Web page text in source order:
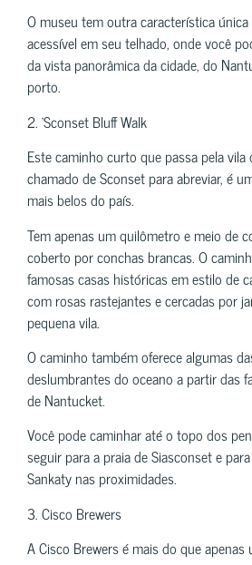
O museu tem outra característica
acessível em seu telhado, onde você
da vista panorâmica da cidade, do
porto.
2. ‘Sconset Bluff Walk
Este caminho curto que passa pela vila
chamado de Sconset para abreviar, é
mais belos do país.
Tem apenas um quilômetro e meio de
coberto por conchas brancas. O
famosas casas históricas em estilo de
com rosas rastejantes e cercadas por
pequena vila.
O caminho também oferece algumas
deslumbrantes do oceano a partir das
de Nantucket.
Você pode caminhar até o topo dos
seguir para a praia de Siasconset e
Sankaty nas proximidades.
3. Cisco Brewers
A Cisco Brewers é mais do que apenas